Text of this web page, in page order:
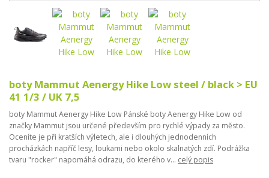
boty Mammut Aenergy Hike Low steel / black > EU
41 1/3 / UK 7,5
boty Mammut Aenergy Hike Low Pánské boty Aenergy Hike Low od
značky Mammut jsou určené především pro rychlé výpady za město.
Oceníte je při kratších výletech, ale i dlouhých jednodenních
procházkách napříč lesy, loukami nebo okolo skalnatých zdí. Podrážka
tvaru "rocker" napomáhá odrazu, do kterého v... celý popis